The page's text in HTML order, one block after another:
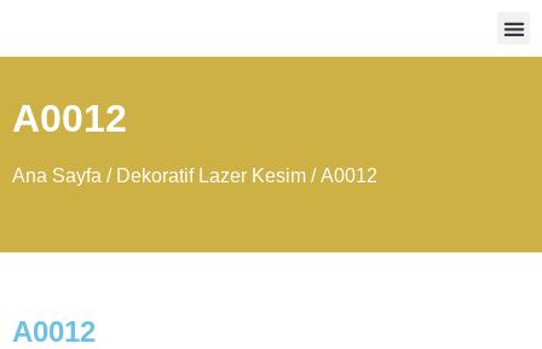
A0012
Ana Sayfa / Dekoratif Lazer Kesim / A0012
A0012